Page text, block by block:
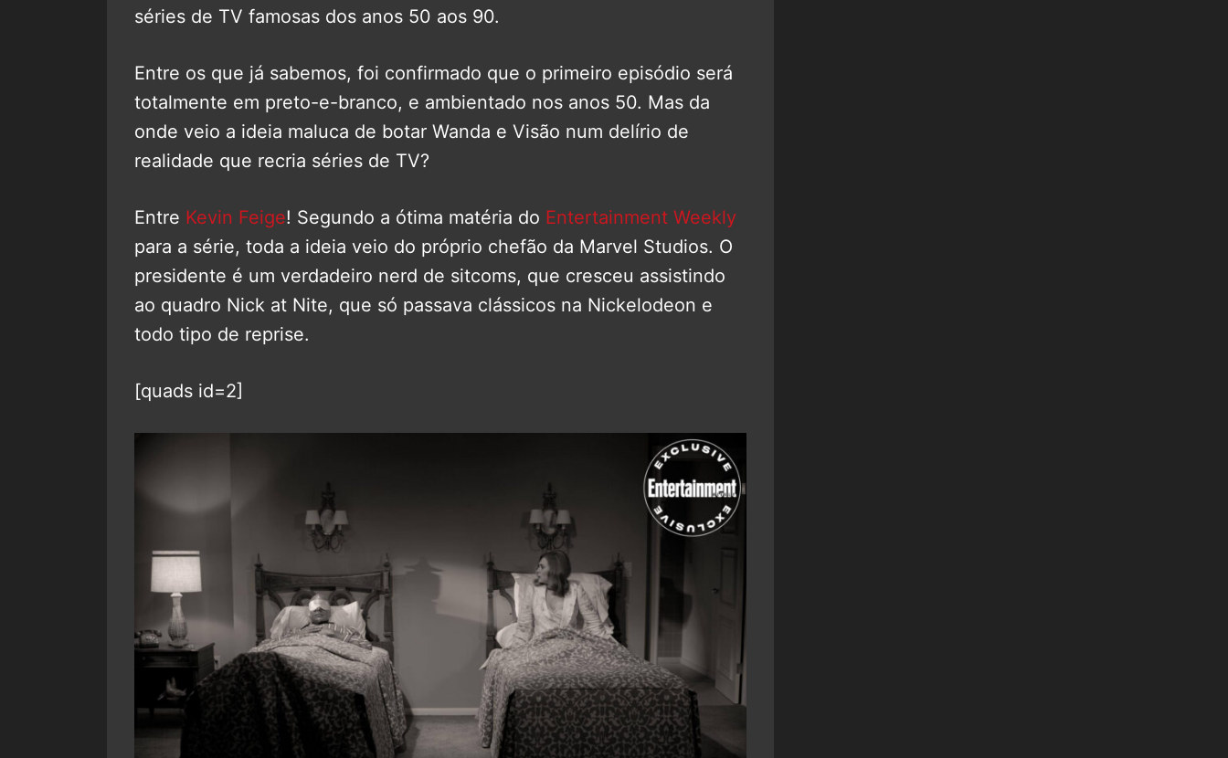
séries de TV famosas dos anos 50 aos 90.
Entre os que já sabemos, foi confirmado que o primeiro episódio será
totalmente em preto-e-branco, e ambientado nos anos 50. Mas da
onde veio a ideia maluca de botar Wanda e Visão num delírio de
realidade que recria séries de TV?
Entre Kevin Feige! Segundo a ótima matéria do Entertainment Weekly
para a série, toda a ideia veio do próprio chefão da Marvel Studios. O
presidente é um verdadeiro nerd de sitcoms, que cresceu assistindo
ao quadro Nick at Nite, que só passava clássicos na Nickelodeon e
todo tipo de reprise.
[quads id=2]